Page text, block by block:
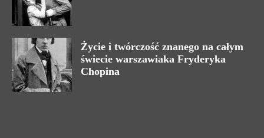
Życie i twórczość znanego na całym
świecie warszawiaka Fryderyka
Chopina